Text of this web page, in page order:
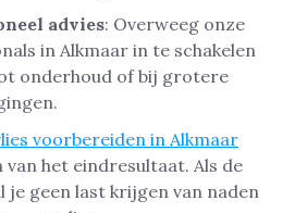
advies: Overweeg onze
in Alkmaar in te schakelen
onderhoud of bij grotere
voorbereiden in Alkmaar
het eindresultaat. Als de
je geen last krijgen van naden